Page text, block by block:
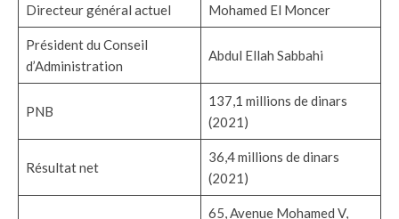
Directeur général actuel Mohamed El Moncer
Président du Conseil
d’Administration
Abdul Ellah Sabbahi
PNB
137,1 millions de dinars
(2021)
Résultat net
36,4 millions de dinars
(2021)
65, Avenue Mohamed V,